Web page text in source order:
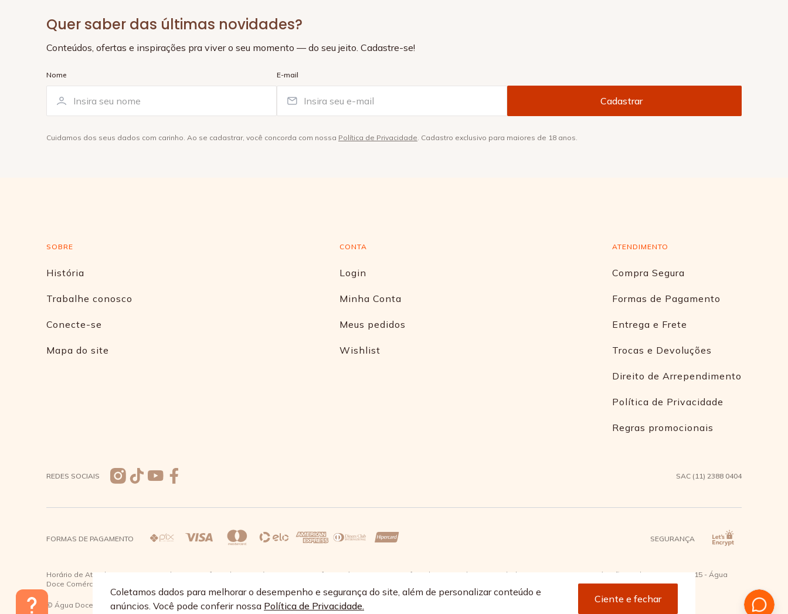
Coletamos dados para melhorar o desempenho e segurança do site, além de personalizar conteúdo e
anúncios. Você pode conferir nossa Política de Privacidade.
Ciente e fechar
Quer saber das últimas novidades?
Conteúdos, ofertas e inspirações pra viver o seu momento — do seu jeito. Cadastre-se!
Nome E-mail
Cuidamos dos seus dados com carinho. Ao se cadastrar, você concorda com nossa Política de Privacidade. Cadastro exclusivo para maiores de 18 anos.
SOBRE
História
Trabalhe conosco
Conecte-se
Mapa do site
CONTA
Login
Minha Conta
Meus pedidos
Wishlist
ATENDIMENTO
Compra Segura
Formas de Pagamento
Entrega e Frete
Trocas e Devoluções
Direito de Arrependimento
Política de Privacidade
Regras promocionais
REDES SOCIAIS SAC (11) 2388 0404
FORMAS DE PAGAMENTO SEGURANÇA
Horário de Atendimento: De segunda a quinta-feira das 08:30 às 17:30 e sexta-feira até as 16:30, exceto feriados - Rua Alpont, 428 nível 2 - Bairro Capuava Mauá - São Paulo, CEP: 09380-115 - Água
Doce Comércio de Roupas e Acessórios Ltda - CNPJ: 57.484.768/0064-89
© Água Doce 2026 - Todos os direitos reservados